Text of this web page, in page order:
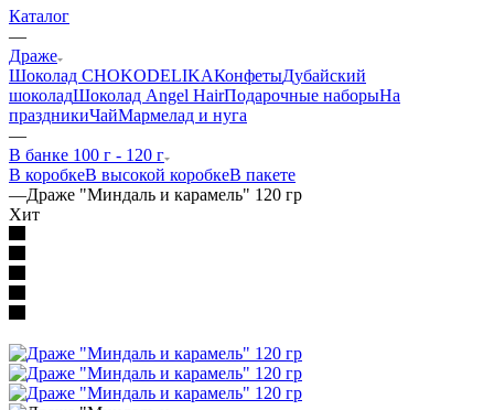
Каталог
—
Драже
Шоколад CHOKODELIKAКонфетыДубайский
шоколадШоколад Angel HairПодарочные наборыНа
праздникиЧайМармелад и нуга
—
В банке 100 г - 120 г
В коробкеВ высокой коробкеВ пакете
—Драже "Миндаль и карамель" 120 гр
Хит